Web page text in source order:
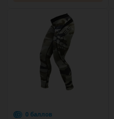
0 баллов